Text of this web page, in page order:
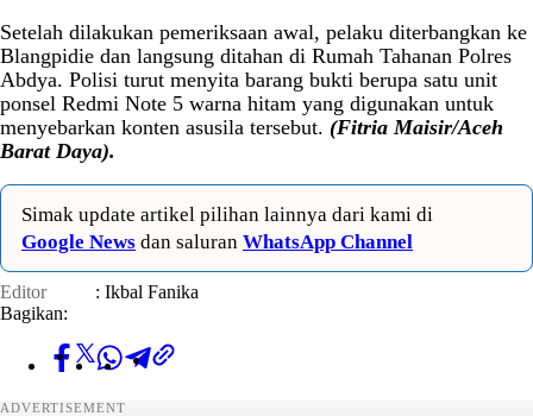
Setelah dilakukan pemeriksaan awal, pelaku diterbangkan ke
Blangpidie dan langsung ditahan di Rumah Tahanan Polres
Abdya. Polisi turut menyita barang bukti berupa satu unit
ponsel Redmi Note 5 warna hitam yang digunakan untuk
menyebarkan konten asusila tersebut. (Fitria Maisir/Aceh
Barat Daya).
Simak update artikel pilihan lainnya dari kami di
Google News dan saluran WhatsApp Channel
Editor
: Ikbal Fanika
Bagikan:
ADVERTISEMENT